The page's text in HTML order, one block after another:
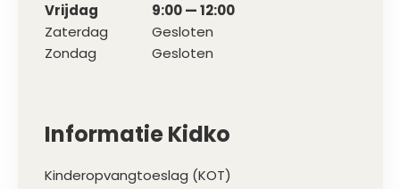
Vrijdag
9:00 — 12:00
Zaterdag
Gesloten
Zondag
Gesloten
Informatie Kidko
Kinderopvangtoeslag (KOT)